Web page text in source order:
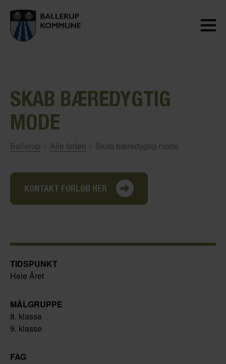
SKAB BÆREDYGTIG
MODE
Ballerup » Alle forløb » Skab bæredygtig mode
KONTAKT FORLØB HER
TIDSPUNKT
Hele Året
MÅLGRUPPE
8. klasse
9. klasse
FAG